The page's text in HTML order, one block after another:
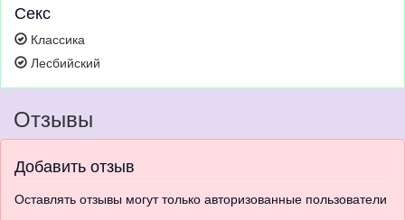
Секс
Классика
Лесбийский
Отзывы
Добавить отзыв
Оставлять отзывы могут только авторизованные пользователи